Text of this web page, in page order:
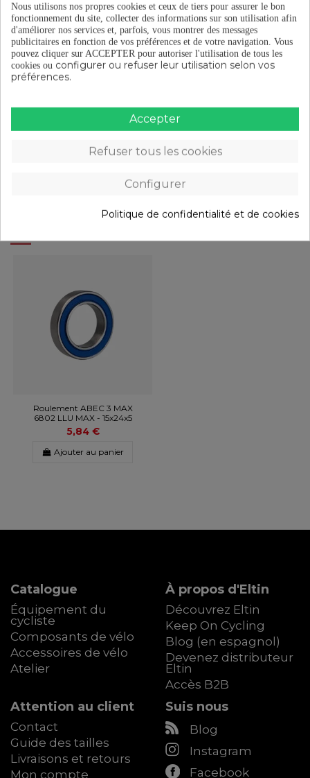
Paiement en plusieurs fois à partir de 29 €
DESCRIPTION
Les clients qui ont acheté ce produit ont
Roulement ABEC 3 MAX
6802 LLU MAX - 15x24x5
5,84 €
Ajouter au panier
Catalogue
Équipement du
cycliste
Composants de vélo
Accessoires de vélo
Atelier
À propos d'Eltin
Découvrez Eltin
Keep On Cycling
Blog (en espagnol)
Devenez distributeur
Eltin
Accès B2B
Attention au client
Contact
Guide des tailles
Livraisons et retours
Mon compte
Suis nous
Blog
Instagram
Facebook
Nous utilisons nos propres cookies et ceux de tiers pour assurer le bon
fonctionnement du site, collecter des informations sur son utilisation afin
d'améliorer nos services et, parfois, vous montrer des messages
publicitaires en fonction de vos préférences et de votre navigation. Vous
pouvez cliquer sur ACCEPTER pour autoriser l'utilisation de tous les
cookies ou configurer ou refuser leur utilisation selon vos
préférences.
Accepter
Refuser tous les cookies
Configurer
Politique de confidentialité et de cookies